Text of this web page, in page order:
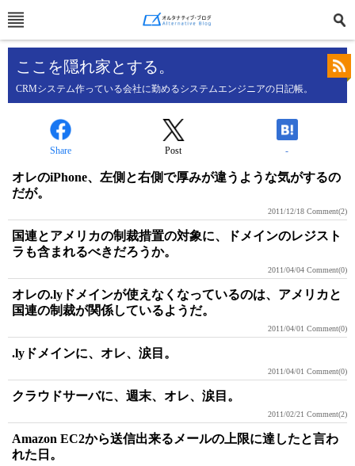
ここを隠れ家とする。
CRMシステム作っている会社に勤めるシステムエンジニアの日記帳。
Share Post -
オレのiPhone、左側と右側で厚みが違うような気がするの
だが。
2011/12/18 Comment(2)
国連とアメリカの制裁措置の対象に、ドメインのレジスト
ラも含まれるべきだろうか。
2011/04/04 Comment(0)
オレの.lyドメインが使えなくなっているのは、アメリカと
国連の制裁が関係しているようだ。
2011/04/01 Comment(0)
.lyドメインに、オレ、涙目。
2011/04/01 Comment(0)
クラウドサーバに、週末、オレ、涙目。
2011/02/21 Comment(2)
Amazon EC2から送信出来るメールの上限に達したと言わ
れた日。